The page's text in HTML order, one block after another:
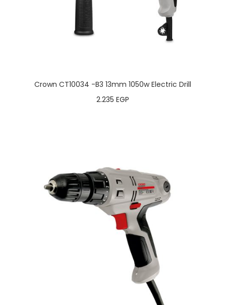
Crown CT10034 -B3 13mm 1050w Electric Drill
2.235EGP